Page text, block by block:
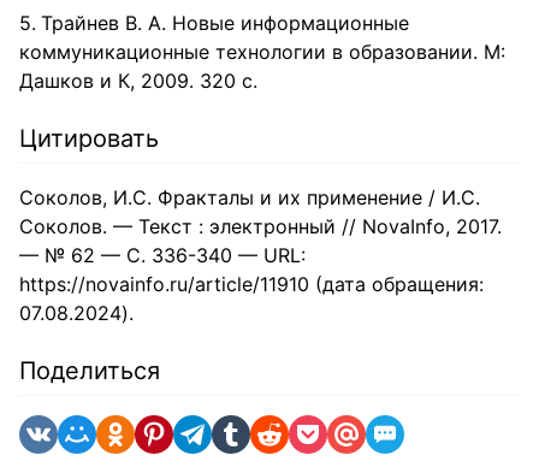
Трайнев В. А. Новые информационные
коммуникационные технологии в образовании. М:
Дашков и К, 2009. 320 c.
Цитировать
Соколов, И.С. Фракталы и их применение / И.С.
Соколов. — Текст : электронный // NovaInfo, 2017.
— № 62 — С. 336-340 — URL:
https://novainfo.ru/article/11910 (дата обращения:
07.08.2024).
Поделиться